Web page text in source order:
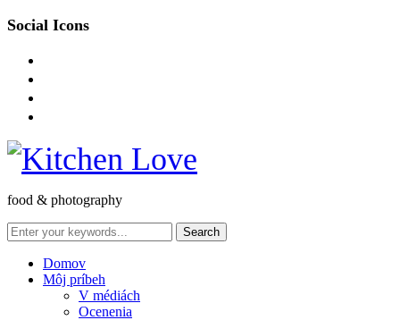
Social Icons
food & photography
Domov
Môj príbeh
V médiách
Ocenenia